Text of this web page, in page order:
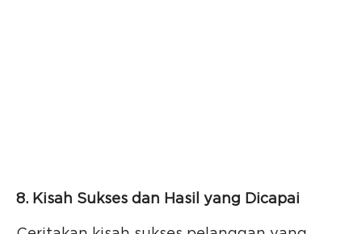
8. Kisah Sukses dan Hasil yang Dicapai